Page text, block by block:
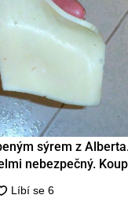
sýrem z
nebezpečný.